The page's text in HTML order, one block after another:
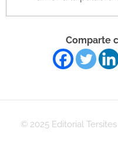
Comparte
© 2025 Editorial Tersites